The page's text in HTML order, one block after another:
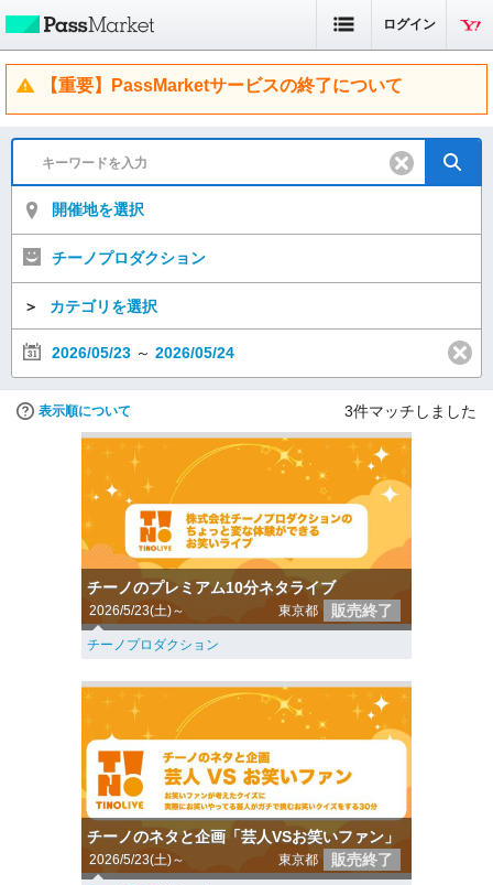
ログイン
【重要】PassMarketサービスの終了について
開催地を選択
チーノプロダクション
＞ カテゴリを選択
2026/05/23 ～ 2026/05/24
表示順について 3件マッチしました
チーノのプレミアム10分ネタライブ
2026/5/23(土)～ 東京都 販売終了
チーノプロダクション
チーノのネタと企画「芸人VSお笑いファン」
2026/5/23(土)～ 東京都 販売終了